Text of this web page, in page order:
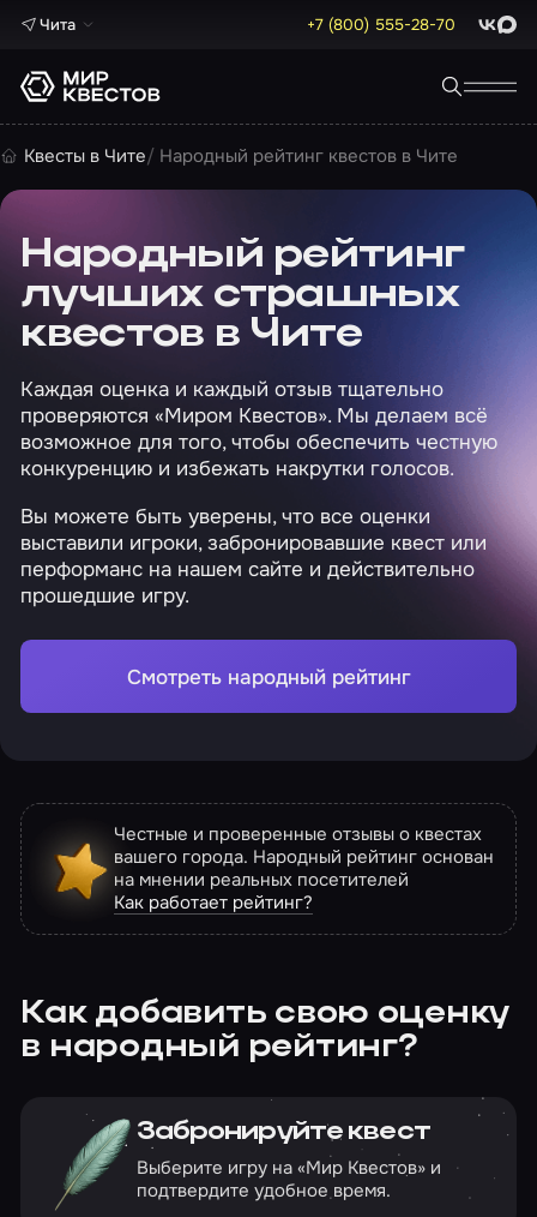
Чита +7 (800) 555-28-70 Max
Квесты в Чите Народный рейтинг квестов в Чите
Народный рейтинг
лучших страшных
квестов в Чите
Каждая оценка и каждый отзыв тщательно
проверяются «Миром Квестов». Мы делаем всё
возможное для того, чтобы обеспечить честную
конкуренцию и избежать накрутки голосов.
Вы можете быть уверены, что все оценки
выставили игроки, забронировавшие квест или
перформанс на нашем сайте и действительно
прошедшие игру.
Смотреть народный рейтинг
Честные и проверенные отзывы о квестах
вашего города. Народный рейтинг основан
на мнении реальных посетителей
Как работает рейтинг?
Как добавить свою оценку
в народный рейтинг?
Забронируйте квест
Выберите игру на «Мир Квестов» и
подтвердите удобное время.